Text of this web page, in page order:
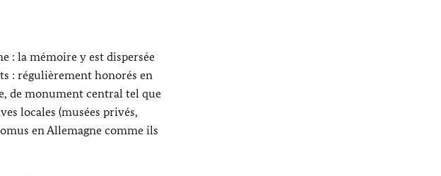
: la mémoire y est dispersée
: régulièrement honorés en
de monument central tel que
locales (musées privés,
en Allemagne comme ils